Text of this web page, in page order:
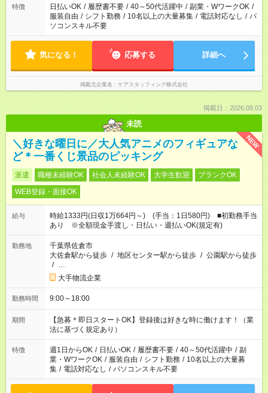
特徴 日払いOK / 履歴書不要 / 40～50代活躍中 / 副業・WワークOK /
服装自由 / シフト勤務 / 10名以上の大量募集 / 電話対応なし / パ
ソコンスキル不要
気になる！ 応募する 詳細へ
掲載元企業名 ケアスタッフィング株式会社
掲載日：2026.08.03
未読
NEW
＼好きな曜日に／大人気アニメのフィギュアな
ど＊一番くじ景品のピッキング
派遣 職種未経験OK 社会人未経験OK 大学生歓迎
ブランクOK
WEB登録・面接OK
給与
時給1333円(日収1万664円～) (手当：1日580円) ■初勤務手当
あり ※全額現金手渡し・日払い・週払いOK(規定有)
勤務地
千葉県佐倉市
大佐倉駅から徒歩 / 地区センター駅から徒歩 / 公園駅から徒歩
/ …
大手物流企業
勤務時間 9:00～18:00
期間
【急募＊即日スタートOK】登録後は好きな時に働けます！（業
法に基づく規定あり）
特徴 週1日からOK / 日払いOK / 履歴書不要 / 40～50代活躍中 / 副
業・WワークOK / 服装自由 / シフト勤務 / 10名以上の大量募
集 / 電話対応なし / パソコンスキル不要